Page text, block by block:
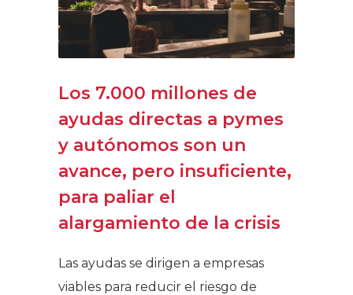
Los 7.000 millones de
ayudas directas a pymes
y autónomos son un
avance, pero insuficiente,
para paliar el
alargamiento de la crisis
Las ayudas se dirigen a empresas
viables para reducir el riesgo de